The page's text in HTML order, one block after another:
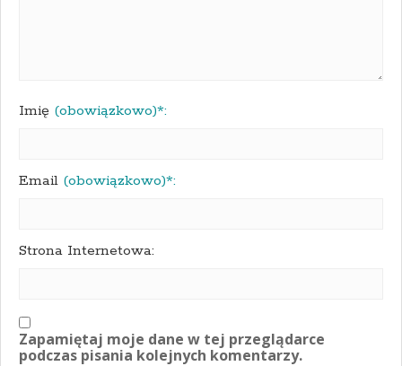
Imię (obowiązkowo)*:
Email (obowiązkowo)*:
Strona Internetowa:
Zapamiętaj moje dane w tej przeglądarce
podczas pisania kolejnych komentarzy.